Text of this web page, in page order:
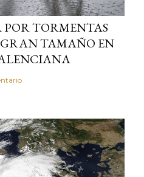
TORMENTAS
TAMAÑO EN